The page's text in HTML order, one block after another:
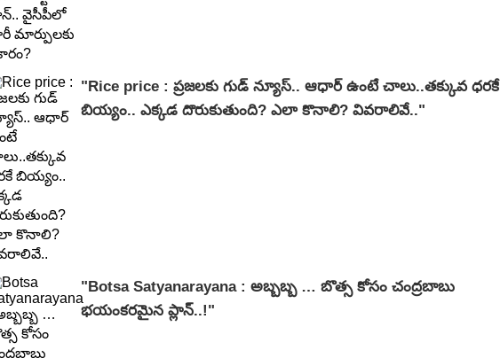
"Rice price : ప్రజలకు గుడ్ న్యూస్.. ఆధార్ ఉంటే చాలు..తక్కువ ధరకే
బియ్యం.. ఎక్కడ దొరుకుతుంది? ఎలా కొనాలి? వివరాలివే.."
"Botsa Satyanarayana : అబ్బబ్బ … బొత్స కోసం చంద్రబాబు
భయంకరమైన ప్లాన్..!"